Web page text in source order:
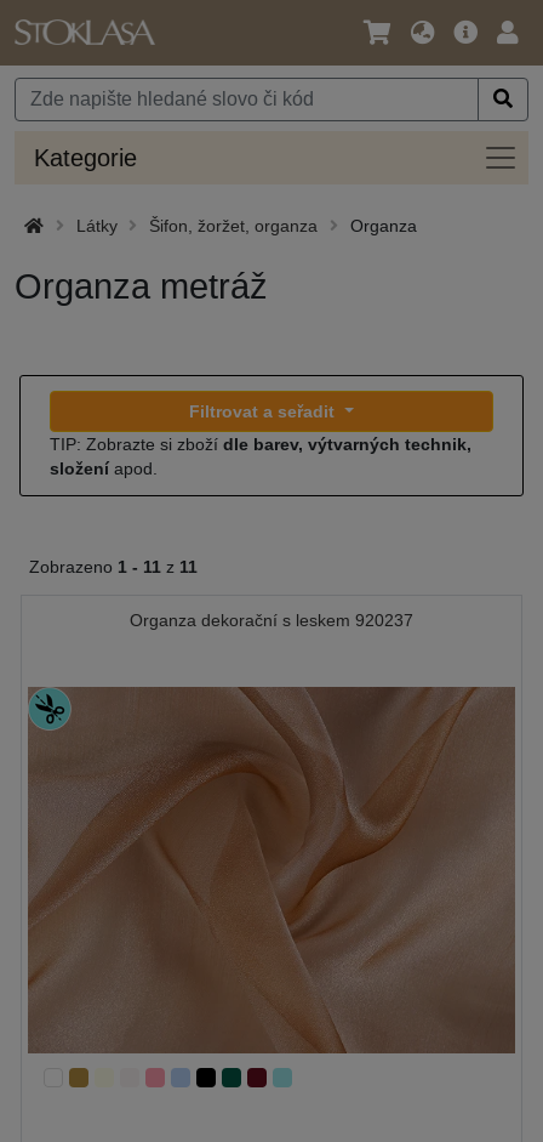
Jazyk
Měna
Hlavní
Kategorie
Látky Šifon, žoržet, organza Organza
Organza metráž
Filtrovat a seřadit
TIP: Zobrazte si zboží dle barev, výtvarných technik,
složení apod.
Zobrazeno 1 - 11 z 11
Organza dekorační s leskem 920237